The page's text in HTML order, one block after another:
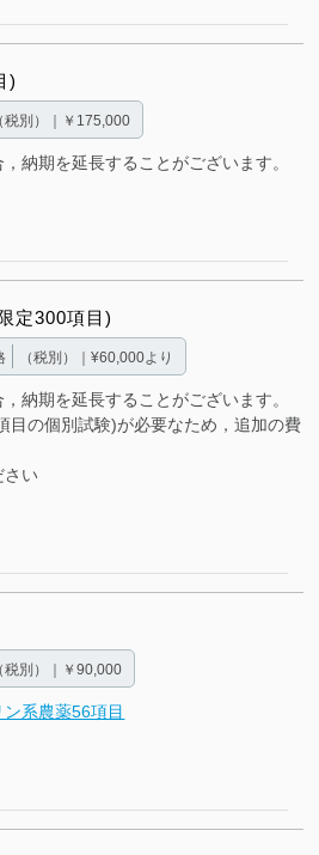
)
（税別）｜￥175,000
納期を延長することがございます。
定300項目)
（税別）｜¥60,000より
納期を延長することがございます。
目の個別試験)が必要なため，追加の費
さい
（税別）｜￥90,000
ン系農薬56項目